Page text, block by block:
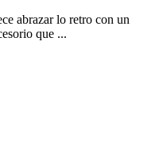
abrazar lo retro con un
que ...